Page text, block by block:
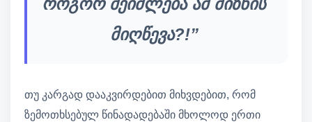
როგორ შეიძლება ამ მიზნის
მიღწევა?!”
თუ კარგად დააკვირდებით მიხვდებით, რომ
ზემოთხსებულ წინადადებაში მხოლოდ ერთი